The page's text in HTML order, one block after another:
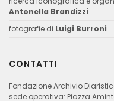
Antonella Brandizzi
fotografie di Luigi Burroni
CONTATTI
Fondazione Archivio
sede operativa: Piazza